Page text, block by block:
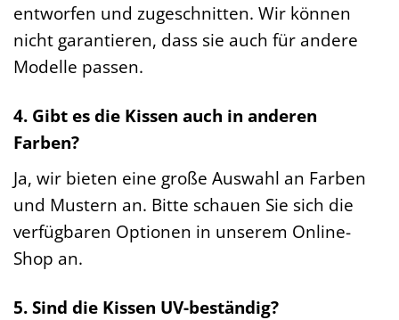
entworfen und zugeschnitten. Wir können
nicht garantieren, dass sie auch für andere
Modelle passen.
4. Gibt es die Kissen auch in anderen
Farben?
Ja, wir bieten eine große Auswahl an Farben
und Mustern an. Bitte schauen Sie sich die
verfügbaren Optionen in unserem Online-
Shop an.
5. Sind die Kissen UV-beständig?